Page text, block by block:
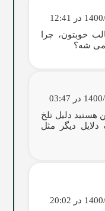
در 12:41
خوبتون، چرا
می شه؟
در 03:47
هستید دلیل تلخ
دیگر مثل
در 20:02